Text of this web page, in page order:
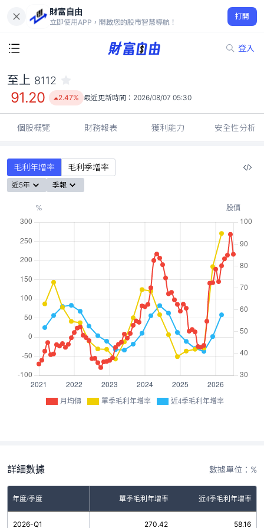
財富自由
立即使用APP，開啟您的股市智慧導航！
打開
登入
91.20
2.47%
至上 8112
91.20 2.47% 最近更新時間： 2026/08/07 05:30
個股概覽 財務報表 獲利能力 安全性分析
毛利年增率 毛利季增率
近5年 季報
月均價 單季毛利年增率 近4季毛利年增率
詳細數據 數據單位：%
年度/季度 單季毛利年增率 近4季毛利年增率
2026-Q1 270.42 58.16